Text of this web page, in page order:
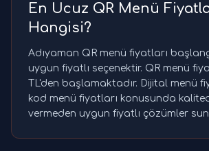
En Ucuz QR Menü
Hangisi?
Adıyaman QR menü fiyatları
uygun fiyatlı seçenektir. QR menü
TL'den başlamaktadır. Dijital menü
kod menü fiyatları konusunda
vermeden uygun fiyatlı çözümler